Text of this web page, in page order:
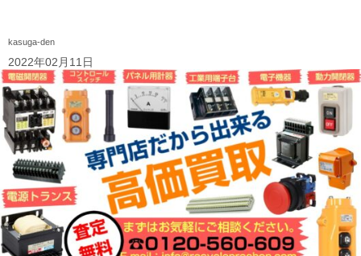
kasuga-den
2022年02月11日